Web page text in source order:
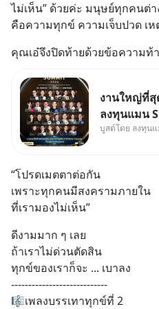
ไม่เห็น” ด้วยค่ะ มนุษย์ทุกคนต่
คือความทุกข์ ความเจ็บปวด เ
คุณเอ๋จึงปิดท้ายด้วยข้อความท้
งานใหญ่ที่
ลงทุนแมน
นี้จะมีเจ้าขอ
MizuMi,
แชร์ความรู้ก
บูสต์โดย ลงทุน
“โปรดเมตตาต่อกัน
เพราะทุกคนมีสงครามภายใน
ที่เรามองไม่เห็น”
ดีงามมาก ๆ เลย
ถ้าเราไม่ด่วนตัดสิน
ทุกข์ของเราก็จะ ... เบาลง
----------------------------
🎼เพลงบรรเทาทุกข์ที่ 2